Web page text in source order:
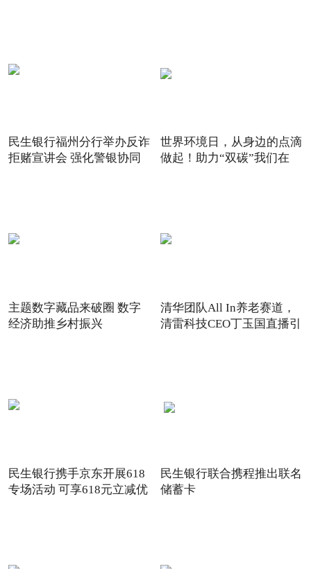
民生银行福州分行举办反诈
拒赌宣讲会 强化警银协同
世界环境日，从身边的点滴
做起！助力“双碳”我们在
主题数字藏品来破圈 数字
经济助推乡村振兴
清华团队All In养老赛道，
清雷科技CEO丁玉国直播引
民生银行携手京东开展618
专场活动 可享618元立减优
民生银行联合携程推出联名
储蓄卡